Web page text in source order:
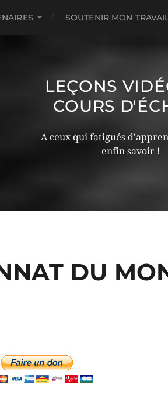
SOUTENIR MON
LEÇONS
COURS
A ceux qui fatigués
enfin savoir !
DU